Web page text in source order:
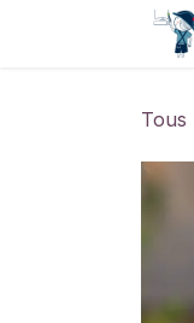
Se rendre au
Tous